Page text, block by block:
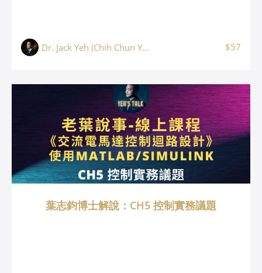
Dr. Jack Yeh (Chih Chun Yeh, 葉志鈞) $57
葉志鈞博士解說：CH5 控制實務議題